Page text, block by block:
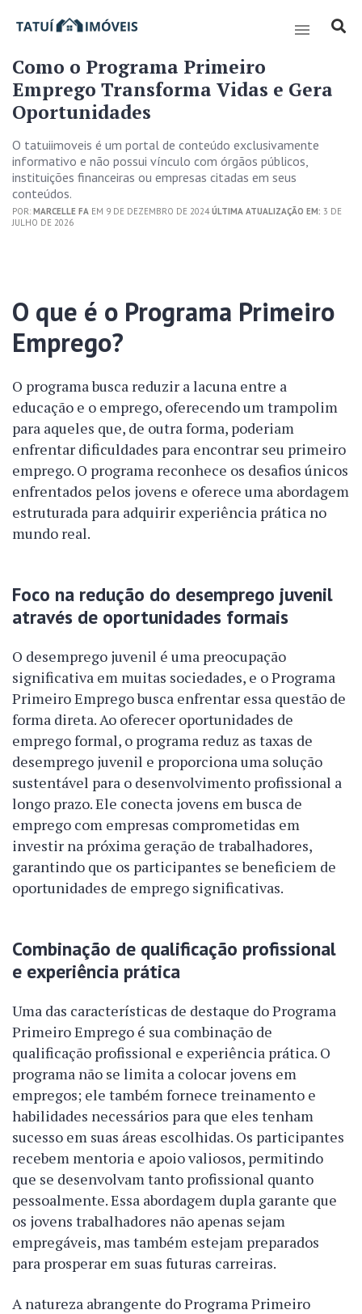
Como o Programa Primeiro
Emprego Transforma Vidas e Gera
Oportunidades
O tatuiimoveis é um portal de conteúdo exclusivamente
informativo e não possui vínculo com órgãos públicos,
instituições financeiras ou empresas citadas em seus
conteúdos.
POR: MARCELLE FA EM 9 DE DEZEMBRO DE 2024ÚLTIMA ATUALIZAÇÃO EM: 3 DE
JULHO DE 2026
O que é o Programa Primeiro
Emprego?
O programa busca reduzir a lacuna entre a
educação e o emprego, oferecendo um trampolim
para aqueles que, de outra forma, poderiam
enfrentar dificuldades para encontrar seu primeiro
emprego. O programa reconhece os desafios únicos
enfrentados pelos jovens e oferece uma abordagem
estruturada para adquirir experiência prática no
mundo real.
Foco na redução do desemprego juvenil
através de oportunidades formais
O desemprego juvenil é uma preocupação
significativa em muitas sociedades, e o Programa
Primeiro Emprego busca enfrentar essa questão de
forma direta. Ao oferecer oportunidades de
emprego formal, o programa reduz as taxas de
desemprego juvenil e proporciona uma solução
sustentável para o desenvolvimento profissional a
longo prazo. Ele conecta jovens em busca de
emprego com empresas comprometidas em
investir na próxima geração de trabalhadores,
garantindo que os participantes se beneficiem de
oportunidades de emprego significativas.
Combinação de qualificação profissional
e experiência prática
Uma das características de destaque do Programa
Primeiro Emprego é sua combinação de
qualificação profissional e experiência prática. O
programa não se limita a colocar jovens em
empregos; ele também fornece treinamento e
habilidades necessários para que eles tenham
sucesso em suas áreas escolhidas. Os participantes
recebem mentoria e apoio valiosos, permitindo
que se desenvolvam tanto profissional quanto
pessoalmente. Essa abordagem dupla garante que
os jovens trabalhadores não apenas sejam
empregáveis, mas também estejam preparados
para prosperar em suas futuras carreiras.
A natureza abrangente do Programa Primeiro